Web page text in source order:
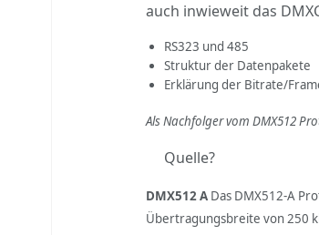
auch inwieweit das
RS323 und 485
Struktur der Datenpakete
Erklärung der Bitrate/
Als Nachfolger vom DMX512
Quelle?
DMX512 A Das DMX512-A
Übertragungsbreite von 250